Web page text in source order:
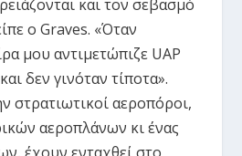
και τον σεβασμό
ο Graves. «Όταν
μου αντιμετώπιζε UAP
δεν γινόταν τίποτα».
στρατιωτικοί αεροπόροι,
αεροπλάνων κι ένας